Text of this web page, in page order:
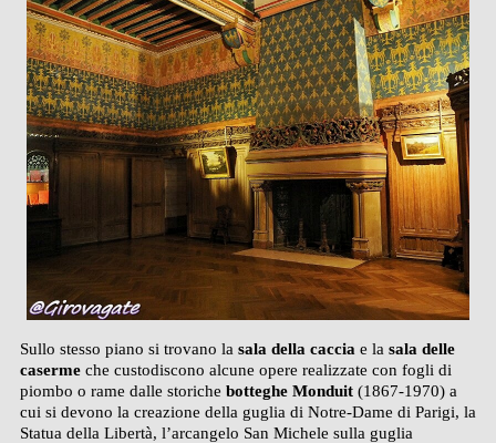
Sullo stesso piano si trovano la sala della caccia e la sala delle
casermeche custodiscono alcune opere realizzate con fogli di
piombo o rame dalle storiche botteghe Monduit (1867-1970) a
cui si devono la creazione della guglia di Notre-Dame di Parigi, la
Statua della Libertà, l’arcangelo San Michele sulla guglia